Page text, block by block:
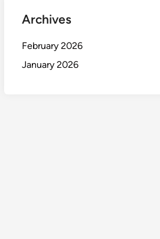
Archives
February 2026
January 2026